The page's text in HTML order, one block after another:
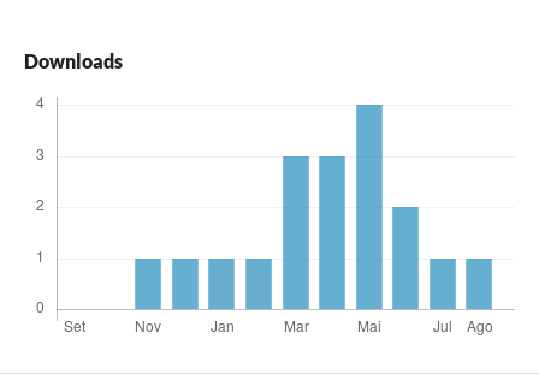
Downloads